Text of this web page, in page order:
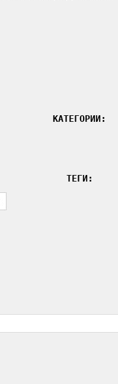
КАТЕГОРИИ:
ТЕГИ: